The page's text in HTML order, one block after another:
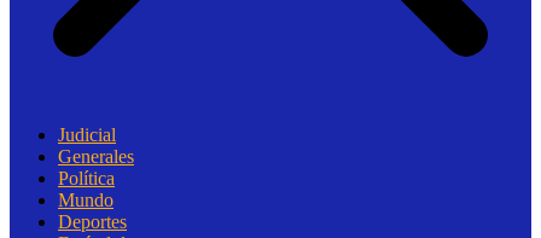
Judicial
Generales
Política
Mundo
Deportes